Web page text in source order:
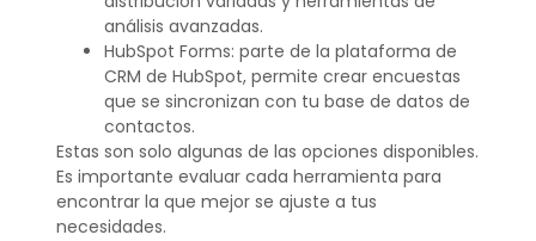
análisis avanzadas.
HubSpot Forms: parte de la plataforma de
CRM de HubSpot, permite crear encuestas
que se sincronizan con tu base de datos de
contactos.
Estas son solo algunas de las opciones disponibles.
Es importante evaluar cada herramienta para
encontrar la que mejor se ajuste a tus
necesidades.